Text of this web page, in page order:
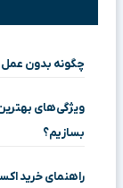
چگونه بدون
ویژگی‌های
بسازیم؟
راهنمای خرید